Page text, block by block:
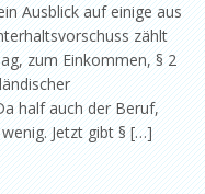
Ausblick auf einige aus
zählt
zum Einkommen, § 2
half auch der Beruf,
Jetzt gibt § […]